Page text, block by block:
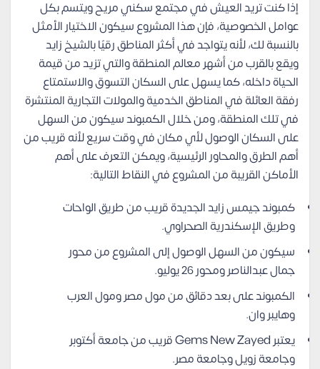
إذا كنت تريد العيش في مجتمع سكني مريح ويتسم بكل
عوامل الخصوصية، فإن هذا المشروع سيكون الاختيار الأمثل
بالنسبة لك، لأنه يتواجد في أكثر المناطق رقيًا بالشيخ زايد
ويقع بالقرب من أشهر معالم المنطقة والتي تزيد من قيمة
الحياة داخله، كما يسهل على السكان التسوق والاستمتاع
رفقة العائلة في المناطق الخدمية والمولات التجارية المنتشرة
في تلك المنطقة، ومن خلال الكمبوند سيكون من السهل
على السكان الوصول لأي مكان في وقت سريع لأنه قريب من
أهم الطرق والمحاور الرئيسية، ويمكن التعرف على أهم
الأماكن القريبة من المشروع في النقاط التالية:
كمبوند جيمس زايد الجديدة قريب من طريق الواحات
وطريق الإسكندرية الصحراوي.
سيكون من السهل الوصول إلى المشروع من محور
جمال عبدالناصر ومحور 26 يوليو.
الكمبوند على بعد دقائق من مول مصر ومول العرب
وهايبر وان.
يعتبر Gems New Zayed قريب من جامعة أكتوبر
وجامعة زويل وجامعة مصر.